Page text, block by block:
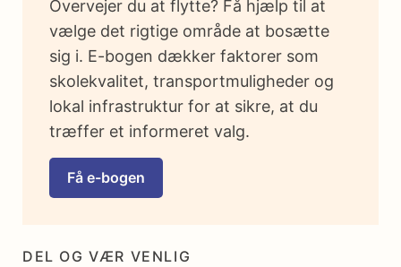
DEL OG VÆR VENLIG
Overvejer du at flytte? Få hjælp til at
vælge det rigtige område at bosætte
sig i. E-bogen dækker faktorer som
skolekvalitet, transportmuligheder og
lokal infrastruktur for at sikre, at du
træffer et informeret valg.
Få e-bogen